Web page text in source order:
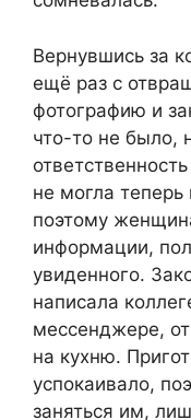
Вернувшись за
ещё раз с
фотографию и
что-то не было,
не могла теперь
поэтому
информации,
увиденного.
написала
мессенджере,
на кухню.
успокаивало,
заняться им,